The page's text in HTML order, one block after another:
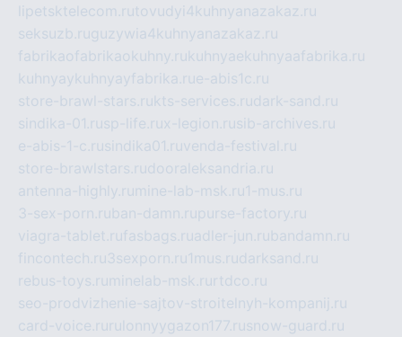
lipetsktelecom.rutovudyi4kuhnyanazakaz.ru
seksuzb.ruguzywia4kuhnyanazakaz.ru
fabrikaofabrikaokuhny.rukuhnyaekuhnyaafabrika.ru
kuhnyaykuhnyayfabrika.rue-abis1c.ru
store-brawl-stars.rukts-services.rudark-sand.ru
sindika-01.rusp-life.rux-legion.rusib-archives.ru
e-abis-1-c.rusindika01.ruvenda-festival.ru
store-brawlstars.rudooraleksandria.ru
antenna-highly.ru mine-lab-msk.ru1-mus.ru
3-sex-porn.ruban-damn.rupurse-factory.ru
viagra-tablet.rufasbags.ruadler-jun.rubandamn.ru
fincontech.ru3sexporn.ru1mus.rudarksand.ru
rebus-toys.ru minelab-msk.ru rtdco.ru
seo-prodvizhenie-sajtov-stroitelnyh-kompanij.ru
card-voice.ru rulonnyygazon177.rusnow-guard.ru